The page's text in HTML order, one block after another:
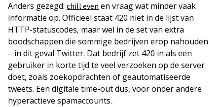
Anders gezegd: chill even en vraag wat minder vaak
informatie op. Officieel staat 420 niet in de lijst van
HTTP-statuscodes, maar wel in de set van extra
boodschappen die sommige bedrijven erop nahouden
– in dit geval Twitter. Dat bedrijf zet 420 in als een
gebruiker in korte tijd te veel verzoeken op de server
doet, zoals zoekopdrachten of geautomatiseerde
tweets. Een digitale time-out dus, voor onder andere
hyperactieve spamaccounts.